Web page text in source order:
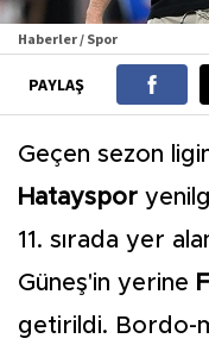
Haberler / Spor
PAYLAŞ
Geçen sezon
Hatayspor
11. sırada yer
Güneş'in yerine
getirildi. Bordo-